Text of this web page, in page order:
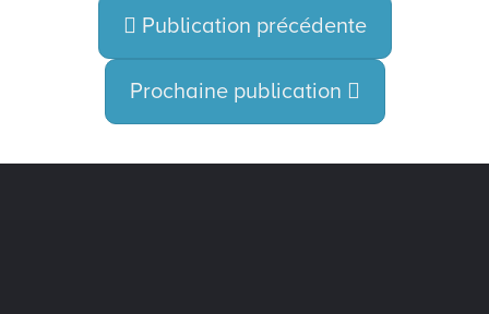
Publication précédente
Prochaine publication